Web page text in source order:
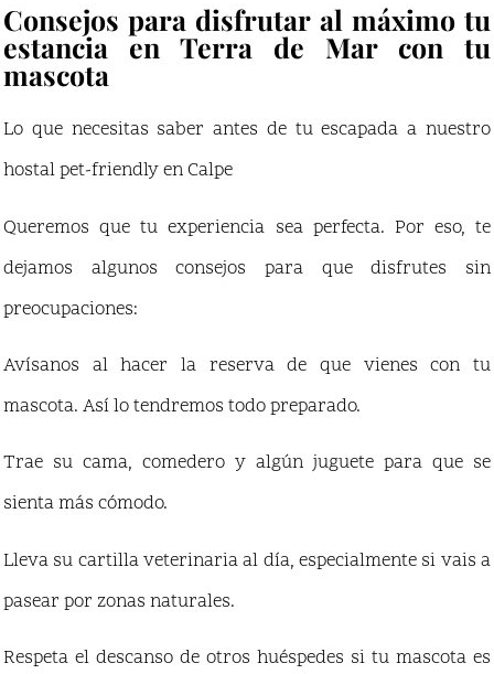
Consejos para disfrutar al máximo tu
estancia en Terra de Mar con tu
mascota
Lo que necesitas saber antes de tu escapada a nuestro
hostal pet-friendly en Calpe
Queremos que tu experiencia sea perfecta. Por eso, te
dejamos algunos consejos para que disfrutes sin
preocupaciones:
Avísanos al hacer la reserva de que vienes con tu
mascota. Así lo tendremos todo preparado.
Trae su cama, comedero y algún juguete para que se
sienta más cómodo.
Lleva su cartilla veterinaria al día, especialmente si vais a
pasear por zonas naturales.
Respeta el descanso de otros huéspedes si tu mascota es